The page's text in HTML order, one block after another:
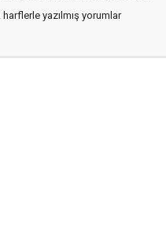
yazılmış yorumlar